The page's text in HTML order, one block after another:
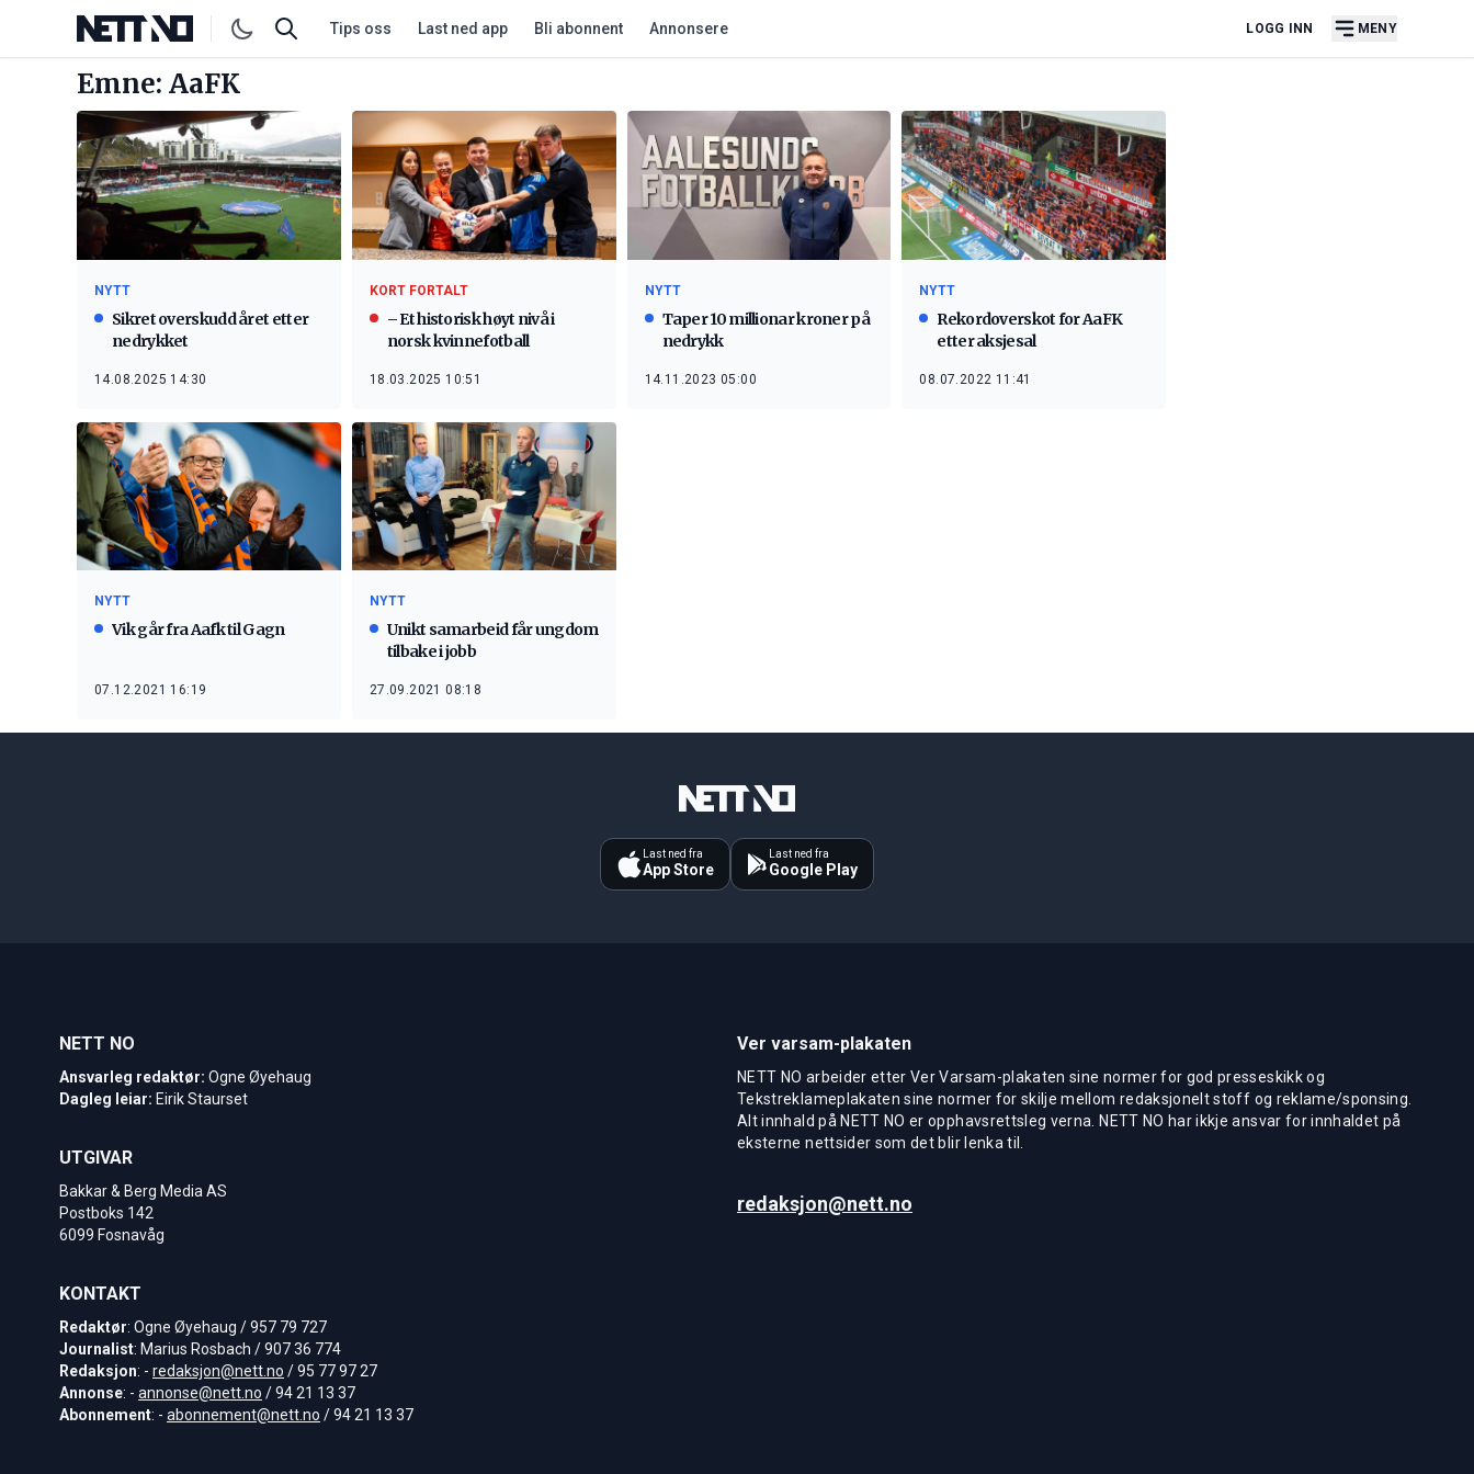
Tips oss Last ned app Bli abonnent Annonsere LOGG INN MENY
Emne: AaFK
NYTT
Sikret overskudd året etter
nedrykket
14.08.2025 14:30
KORT FORTALT
– Et historisk høyt nivå i
norsk kvinnefotball
18.03.2025 10:51
NYTT
Taper 10 millionar kroner på
nedrykk
14.11.2023 05:00
NYTT
Rekordoverskot for AaFK
etter aksjesal
08.07.2022 11:41
NYTT
Vik går fra Aafk til Gagn
07.12.2021 16:19
NYTT
Unikt samarbeid får ungdom
tilbake i jobb
27.09.2021 08:18
Last ned fra
App Store
Last ned fra
Google Play
NETT NO
Ansvarleg redaktør: Ogne Øyehaug
Dagleg leiar: Eirik Staurset
UTGIVAR
Bakkar & Berg Media AS
Postboks 142
6099 Fosnavåg
KONTAKT
Redaktør: Ogne Øyehaug / 957 79 727
Journalist: Marius Rosbach / 907 36 774
Redaksjon: - redaksjon@nett.no / 95 77 97 27
Annonse: - annonse@nett.no / 94 21 13 37
Abonnement: - abonnement@nett.no / 94 21 13 37
Ver varsam-plakaten
NETT NO arbeider etter Ver Varsam-plakaten sine normer for god presseskikk og
Tekstreklameplakaten sine normer for skilje mellom redaksjonelt stoff og reklame/sponsing.
Alt innhald på NETT NO er opphavsrettsleg verna. NETT NO har ikkje ansvar for innhaldet på
eksterne nettsider som det blir lenka til.
redaksjon@nett.no